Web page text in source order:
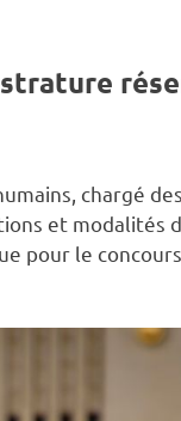
chargé
et modalités
pour le concours